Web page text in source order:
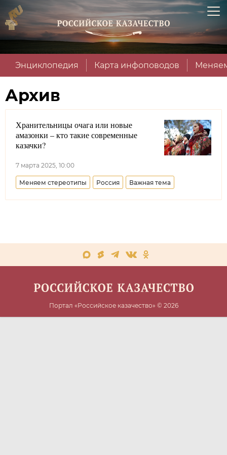
Энциклопедия Карта инфоповодов
Архив
Хранительницы очага или новые
амазонки – кто такие современные
казачки?
7 марта 2025, 10:00
Меняем стереотипы Россия Важная тема
Портал «Российское казачество» © 2026